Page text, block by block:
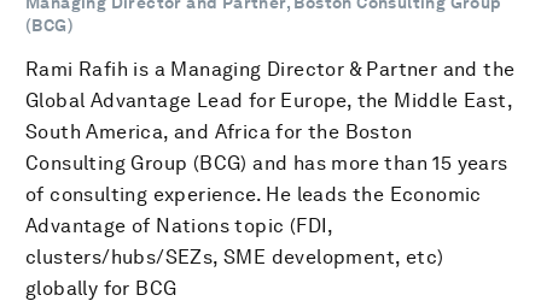
(BCG)
Rami Rafih is a Managing Director & Partner and the
Global Advantage Lead for Europe, the Middle East,
South America, and Africa for the Boston
Consulting Group (BCG) and has more than 15 years
of consulting experience. He leads the Economic
Advantage of Nations topic (FDI,
clusters/hubs/SEZs, SME development, etc)
globally for BCG